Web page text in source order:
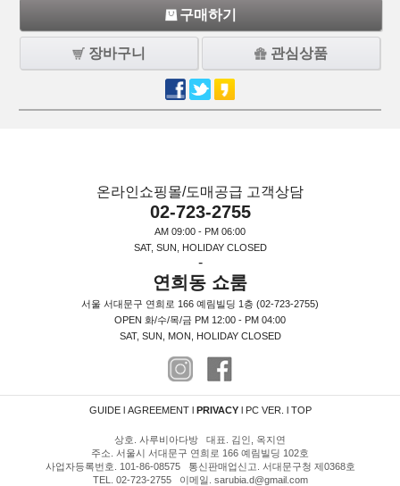
구매하기
장바구니 관심상품
온라인쇼핑몰/도매공급 고객상담
02-723-2755
AM 09:00 - PM 06:00
SAT, SUN, HOLIDAY CLOSED
-
연희동 쇼룸
서울 서대문구 연희로 166 예림빌딩 1층 (02-723-2755)
OPEN 화/수/목/금 PM 12:00 - PM 04:00
SAT, SUN, MON, HOLIDAY CLOSED
GUIDEl AGREEMENTl PRIVACYl PC VER. l TOP
상호. 사루비아다방 대표. 김인, 옥지연
주소. 서울시 서대문구 연희로 166 예림빌딩 102호
사업자등록번호. 101-86-08575 통신판매업신고. 서대문구청 제0368호
TEL. 02-723-2755 이메일. sarubia.d@gmail.com